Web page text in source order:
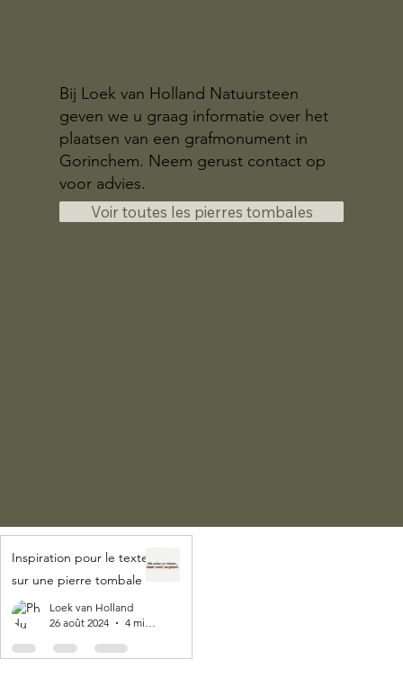
Bij Loek van Holland Natuursteen
geven we u graag informatie over het
plaatsen van een grafmonument in
Gorinchem. Neem gerust contact op
voor advies.
Voir toutes les pierres tombales
Inspiration pour le texte
sur une pierre tombale
Loek van Holland
26 août 2024
4 min de lecture